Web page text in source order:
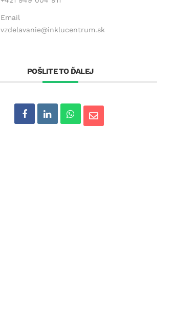
Email
vzdelavanie@inklucentrum.sk
POŠLITE TO ĎALEJ